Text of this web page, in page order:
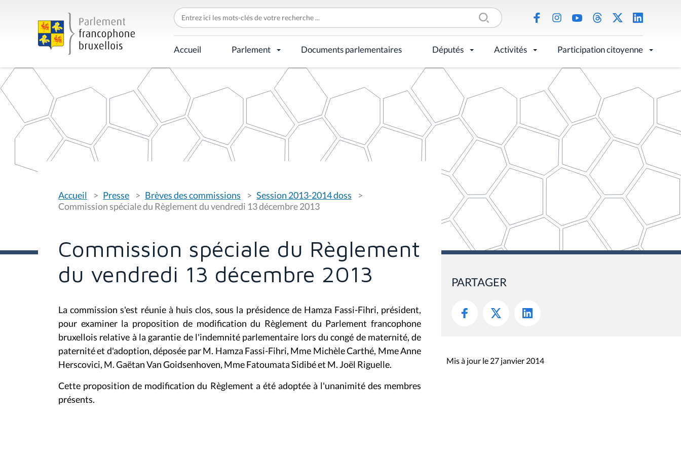
C
h
e
r
c
h
r
p
Accueil Parlement Documents parlementaires Députés Activités Participation citoyenne
o
u
s
s
i
:
Accueil Presse Brèves des commissions
Session 2013-2014 doss
Commission spéciale du Règlement du vendredi 13 décembre 2013
Commission spéciale du Règlement
du vendredi 13 décembre 2013
La commission s'est réunie à huis clos, sous la présidence de Hamza Fassi-Fihri, président,
pour examiner la proposition de modification du Règlement du Parlement francophone
bruxellois relative à la garantie de l'indemnité parlementaire lors du congé de maternité, de
paternité et d'adoption, déposée par M. Hamza Fassi-Fihri, Mme Michèle Carthé, Mme Anne
Herscovici, M. Gaëtan Van Goidsenhoven, Mme Fatoumata Sidibé et M. Joël Riguelle.
Cette proposition de modification du Règlement a été adoptée à l'unanimité des membres
présents.
PARTAGER
Mis à jour le 27 janvier 2014